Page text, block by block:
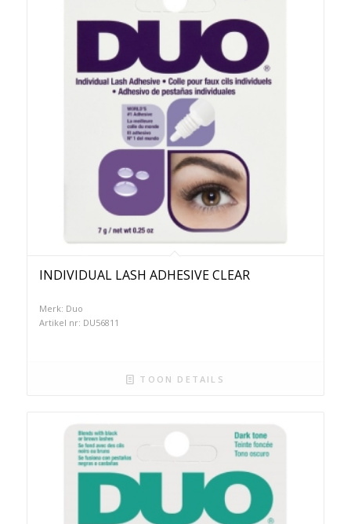
INDIVIDUAL LASH ADHESIVE CLEAR
Merk: Duo
Artikel nr: DU56811
TOON DETAILS